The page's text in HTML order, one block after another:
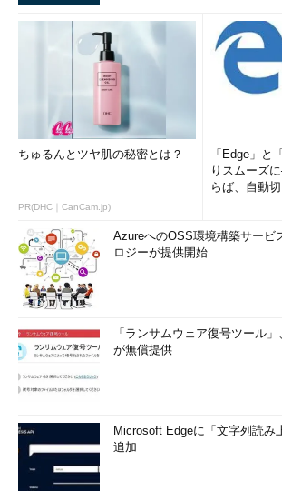
ちゅるんとツヤ肌の秘密とは？
PR(DHC｜CanCam.jp)
「Edge」と
りスムーズ
らば、自動切
AzureへのOSS環境構築サービ
ロジーが提供開始
「ランサムウェア復号ツール
が無償提供
Microsoft Edgeに「文字列読み
追加